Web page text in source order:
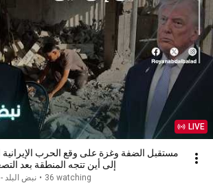
LIVE
إلى أين تتجه المنطقة بعد
Nabd Albalad - نبض البلد • 36 watching